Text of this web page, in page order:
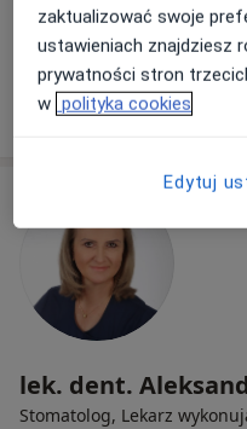
Konsultacja
Poproś o wizytę
lek. dent.
Stomatolog, Lekarz
zaktualizować swoje
ustawieniach znajdziesz
prywatności stron
w polityka cookies
Edytuj